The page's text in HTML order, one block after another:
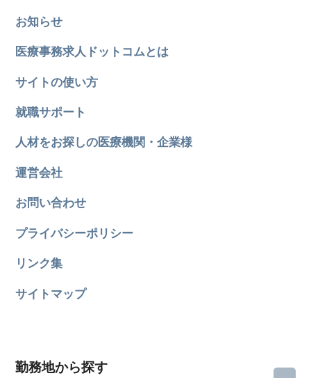
お知らせ
医療事務求人ドットコムとは
サイトの使い方
就職サポート
人材をお探しの医療機関・企業様
運営会社
お問い合わせ
プライバシーポリシー
リンク集
サイトマップ
勤務地から探す